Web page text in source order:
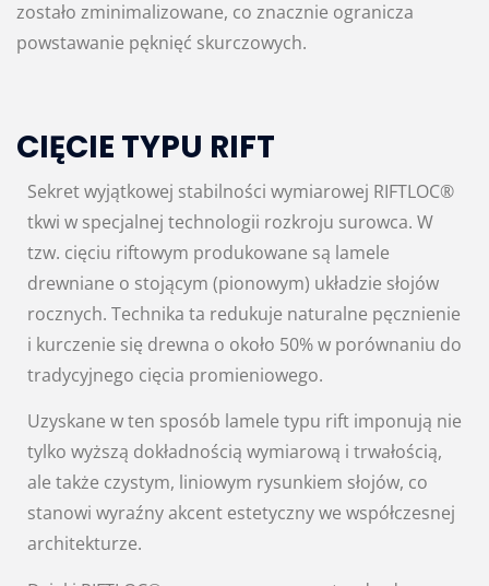
zostało zminimalizowane, co znacznie ogranicza
powstawanie pęknięć skurczowych.
CIĘCIE TYPU RIFT
Sekret wyjątkowej stabilności wymiarowej RIFTLOC®
tkwi w specjalnej technologii rozkroju surowca. W
tzw. cięciu riftowym produkowane są lamele
drewniane o stojącym (pionowym) układzie słojów
rocznych. Technika ta redukuje naturalne pęcznienie
i kurczenie się drewna o około 50% w porównaniu do
tradycyjnego cięcia promieniowego.
Uzyskane w ten sposób lamele typu rift imponują nie
tylko wyższą dokładnością wymiarową i trwałością,
ale także czystym, liniowym rysunkiem słojów, co
stanowi wyraźny akcent estetyczny we współczesnej
architekturze.